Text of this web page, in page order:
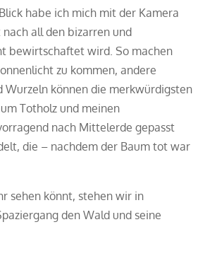
habe ich mich mit der Kamera
all den bizarren und
bewirtschaftet wird. So machen
zu kommen, andere
Wurzeln können die merkwürdigsten
Totholz und meinen
nach Mittelerde gepasst
die – nachdem der Baum tot war
sehen könnt, stehen wir in
den Wald und seine